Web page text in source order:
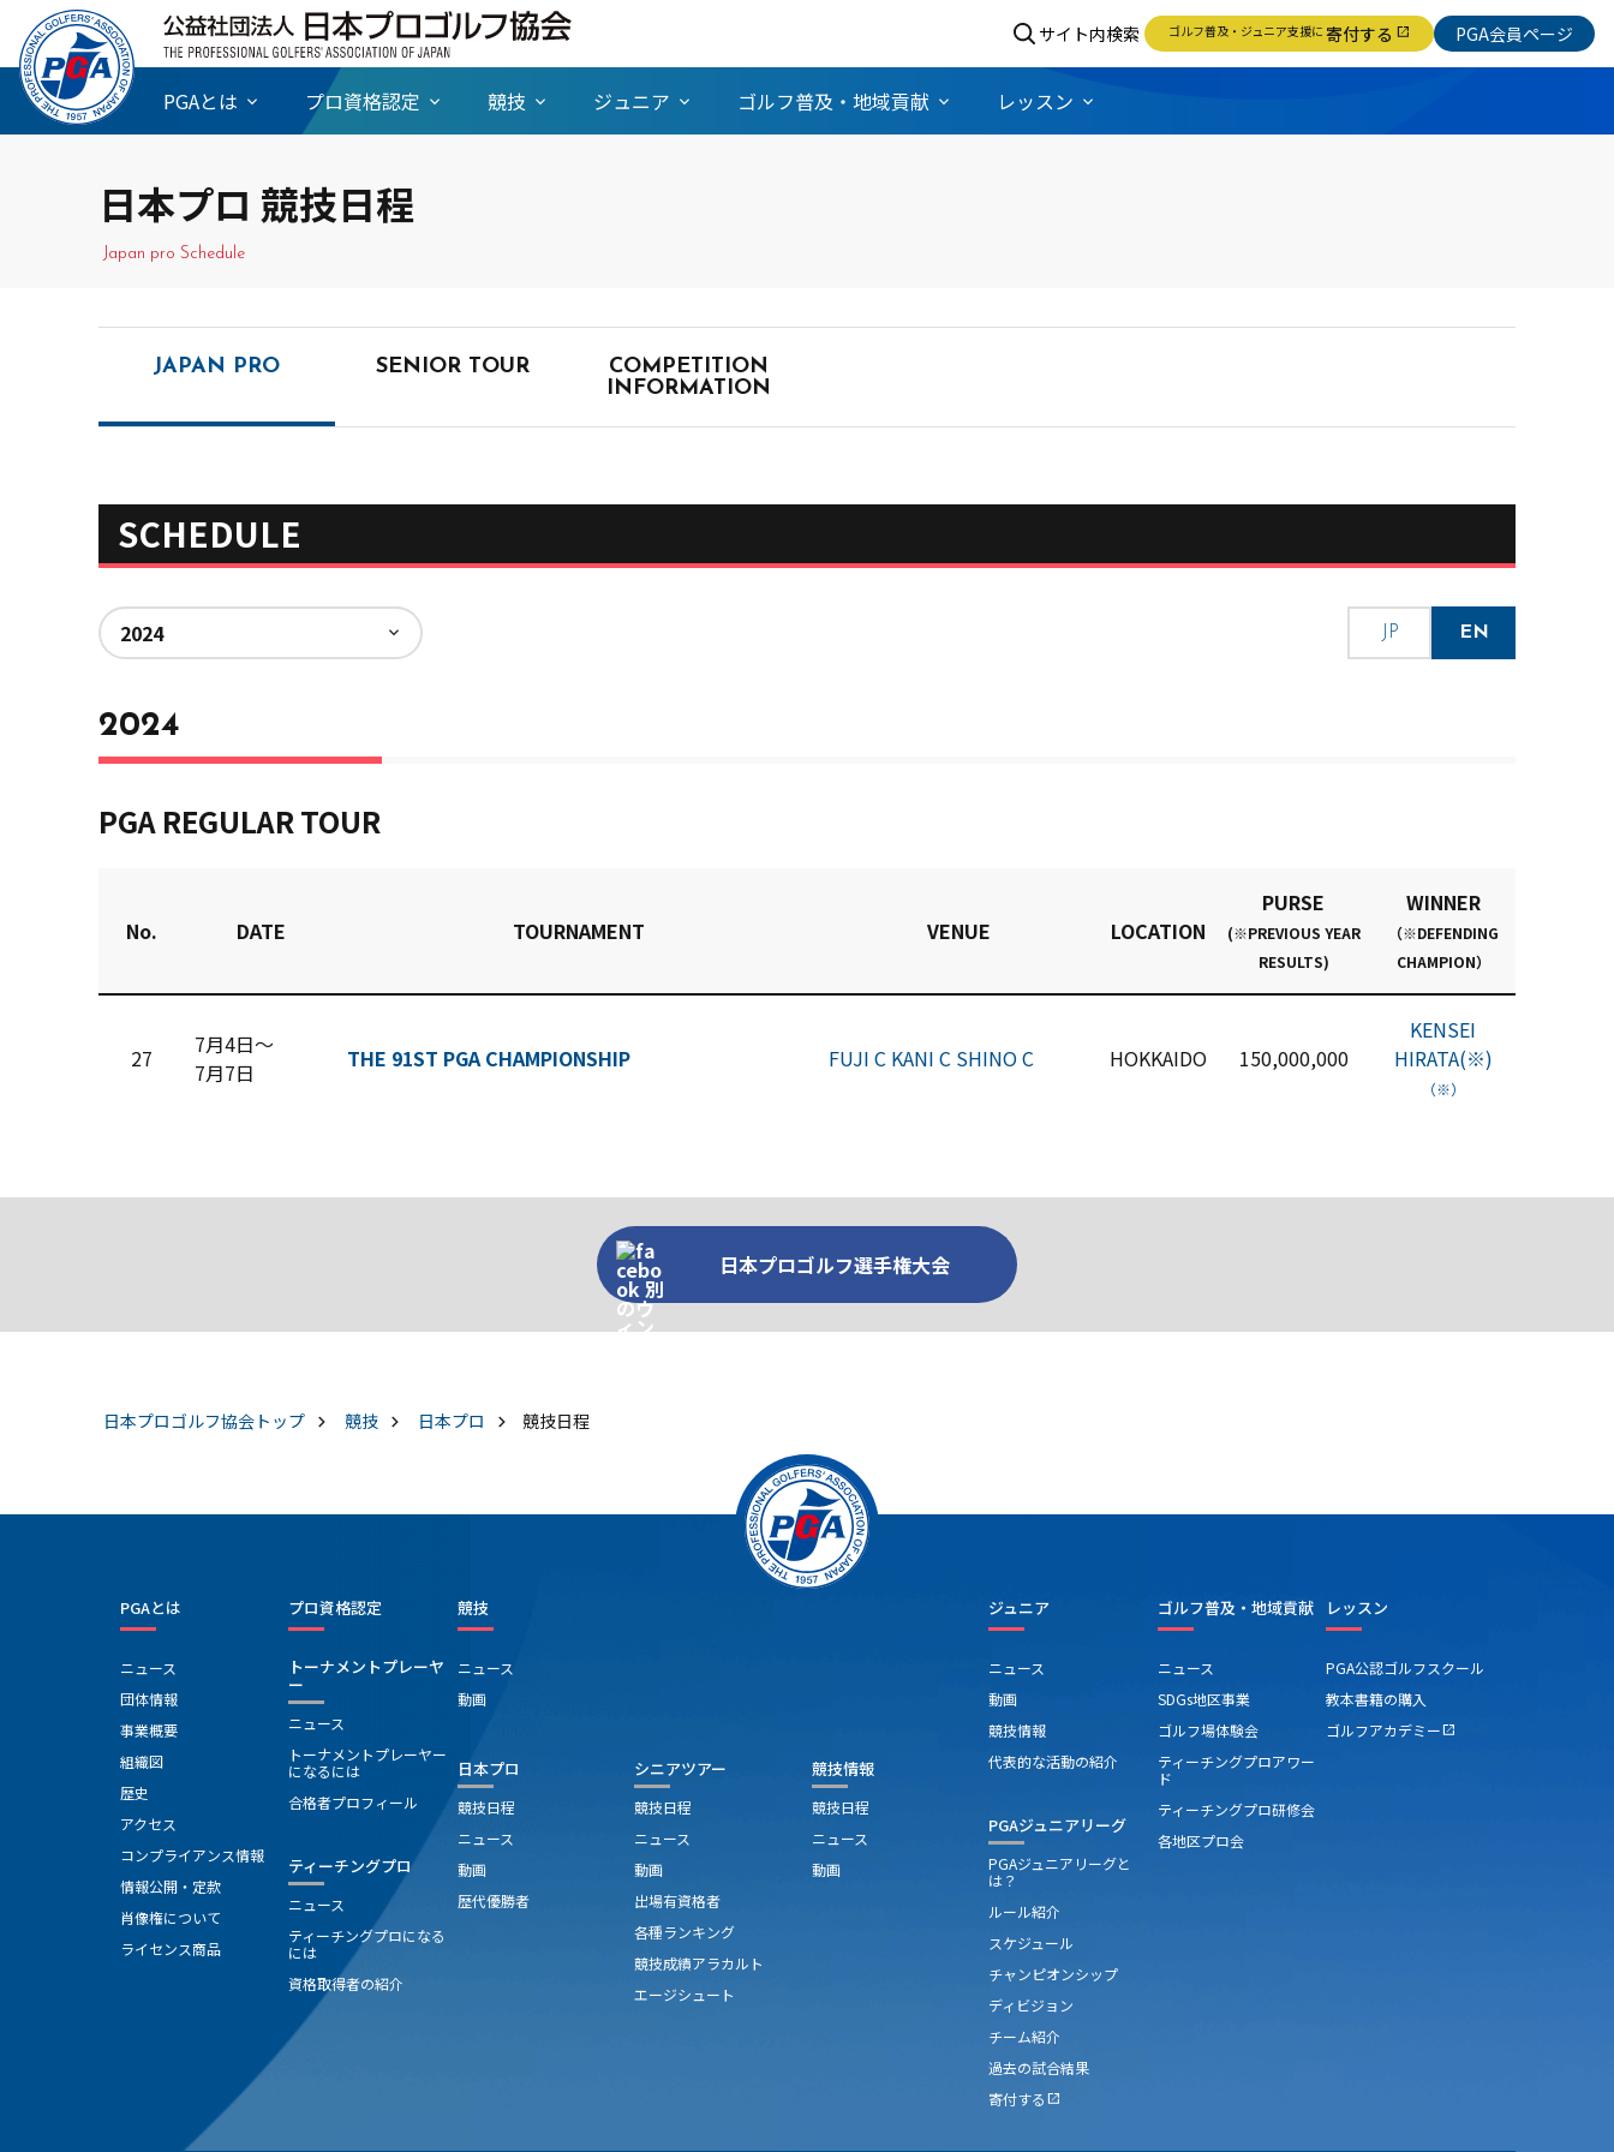
サイト内検索 ゴルフ普及・ジュニア支援に 寄付する open_in_new PGA会員ページ
PGAとは プロ資格認定 競技 ジュニア ゴルフ普及・地域貢献 レッスン
日本プロ 競技日程
Japan pro Schedule
JAPAN PRO SENIOR TOUR
COMPETITION
INFORMATION
SCHEDULE
JP EN
2024
PGA REGULAR TOUR
No. DATE TOURNAMENT VENUE LOCATION
PURSE
(※PREVIOUS YEAR
RESULTS)
WINNER
（※DEFENDING
CHAMPION）
27
7月4日〜
7月7日
THE 91ST PGA CHAMPIONSHIP FUJI C KANI C SHINO C HOKKAIDO 150,000,000
KENSEI
HIRATA(※)
（※）
日本プロゴルフ選手権大会
日本プロゴルフ協会 トップ 競技 日本プロ 競技日程
PGAとは
ニュース
団体情報
事業概要
組織図
歴史
アクセス
コンプライアンス情報
情報公開・定款
肖像権について
ライセンス商品
プロ資格認定
トーナメントプレーヤ
ー
ニュース
トーナメントプレーヤー
になるには
合格者プロフィール
ティーチングプロ
ニュース
ティーチングプロになる
には
資格取得者の紹介
競技
ニュース
動画
日本プロ
競技日程
ニュース
動画
歴代優勝者
シニアツアー
競技日程
ニュース
動画
出場有資格者
各種ランキング
競技成績アラカルト
エージシュート
競技情報
競技日程
ニュース
動画
ジュニア
ニュース
動画
競技情報
代表的な活動の紹介
PGAジュニアリーグ
PGAジュニアリーグと
は？
ルール紹介
スケジュール
チャンピオンシップ
ディビジョン
チーム紹介
過去の試合結果
寄付する open_in_new
ゴルフ普及・地域貢献
ニュース
SDGs地区事業
ゴルフ場体験会
ティーチングプロアワー
ド
ティーチングプロ研修会
各地区プロ会
レッスン
PGA公認ゴルフスクール
教本書籍の購入
ゴルフアカデミー open_in_new